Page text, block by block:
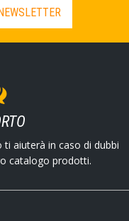
aiuterà in caso di dubbi
catalogo prodotti.